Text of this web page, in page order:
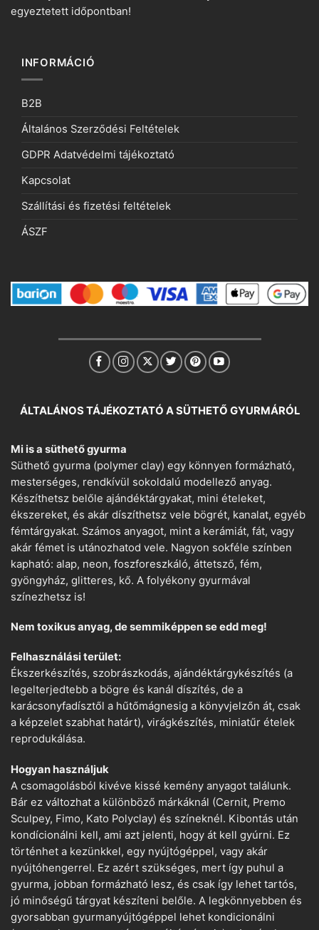
egyeztetett időpontban!
INFORMÁCIÓ
B2B
Általános Szerződési Feltételek
GDPR Adatvédelmi tájékoztató
Kapcsolat
Szállítási és fizetési feltételek
ÁSZF
ÁLTALÁNOS TÁJÉKOZTATÓ A SÜTHETŐ GYURMÁRÓL
Mi is a süthető gyurma
Süthető gyurma (polymer clay) egy könnyen formázható,
mesterséges, rendkívül sokoldalú modellező anyag.
Készíthetsz belőle ajándéktárgyakat, mini ételeket,
ékszereket, és akár díszíthetsz vele bögrét, kanalat, egyéb
fémtárgyakat. Számos anyagot, mint a kerámiát, fát, vagy
akár fémet is utánozhatod vele. Nagyon sokféle színben
kapható: alap, neon, foszforeszkáló, áttetsző, fém,
gyöngyház, glitteres, kő. A folyékony gyurmával
színezhetsz is!
Nem toxikus anyag, de semmiképpen se edd meg!
Felhasználási terület:
Ékszerkészítés, szobrászkodás, ajándéktárgykészítés (a
legelterjedtebb a bögre és kanál díszítés, de a
karácsonyfadísztől a hűtőmágnesig a könyvjelzőn át, csak
a képzelet szabhat határt), virágkészítés, miniatűr ételek
reprodukálása.
Hogyan használjuk
A csomagolásból kivéve kissé kemény anyagot találunk.
Bár ez változhat a különböző márkáknál (Cernit, Premo
Sculpey, Fimo, Kato Polyclay) és színeknél. Kibontás után
kondícionálni kell, ami azt jelenti, hogy át kell gyúrni. Ez
történhet a kezünkkel, egy nyújtógéppel, vagy akár
nyújtóhengerrel. Ez azért szükséges, mert így puhul a
gyurma, jobban formázható lesz, és csak így lehet tartós,
jó minőségű tárgyat készíteni belőle. A legkönnyebben és
gyorsabban gyurmanyújtógéppel lehet kondicionálni